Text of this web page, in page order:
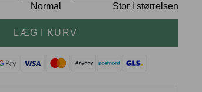
Normal Stor i størrelsen
LÆG I KURV